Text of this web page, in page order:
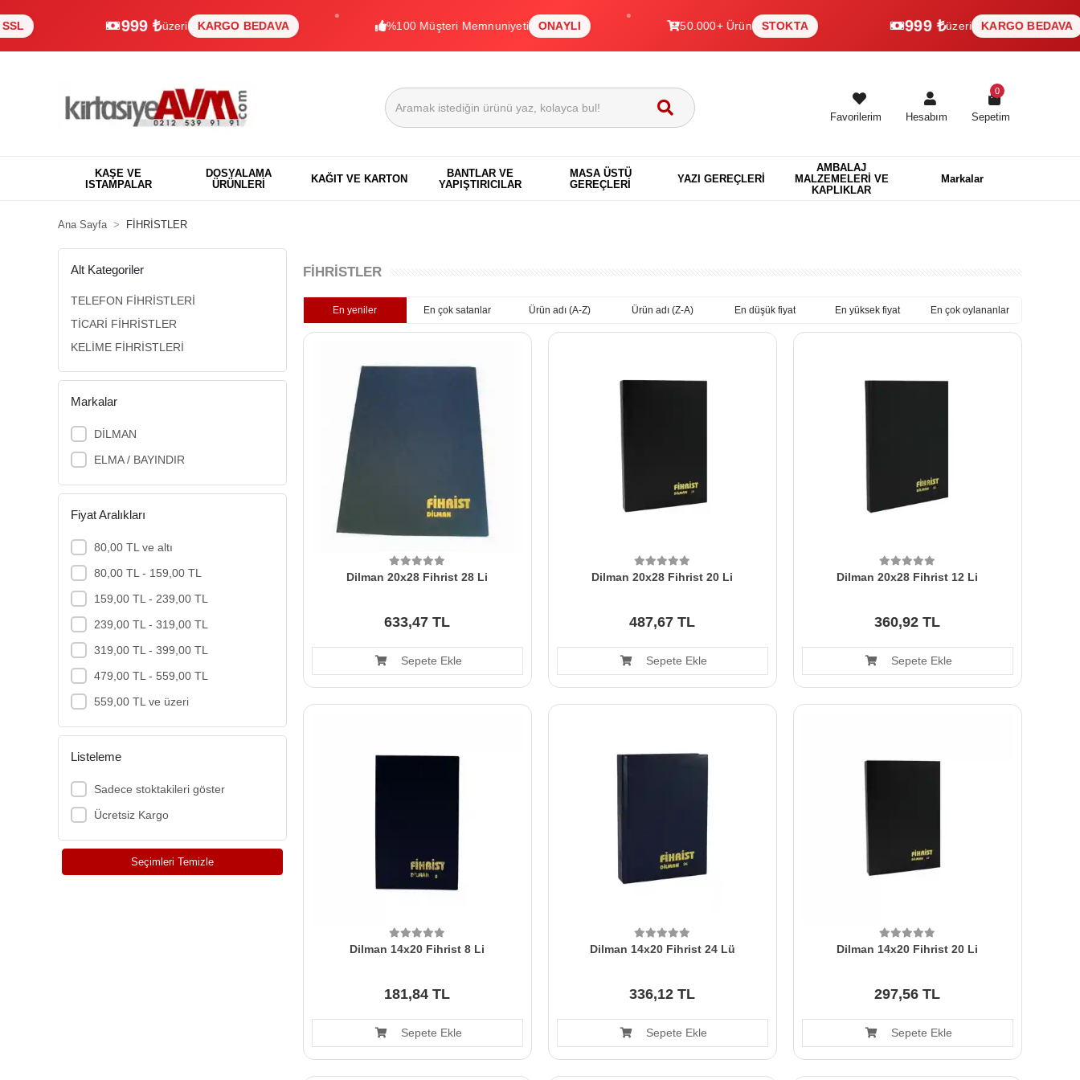
999 ₺üzeri KARGO BEDAVA %100 Müşteri Memnuniyeti ONAYLI 50.000+ Ürün STOKTA 999 ₺üzeri KARGO BEDAVA
Favorilerim Hesabım Sepetim
0
KAŞE VE
ISTAMPALAR
DOSYALAMA
ÜRÜNLERİ
KAĞIT VE KARTON
BANTLAR VE
YAPIŞTIRICILAR
MASA ÜSTÜ
GEREÇLERİ
YAZI GEREÇLERİ
AMBALAJ
MALZEMELERİ VE
KAPLIKLAR
Markalar
Ana Sayfa FİHRİSTLER
Alt Kategoriler
TELEFON FİHRİSTLERİ
TİCARİ FİHRİSTLER
KELİME FİHRİSTLERİ
Markalar
DİLMAN
ELMA / BAYINDIR
Fiyat Aralıkları
80,00 TL ve altı
80,00 TL - 159,00 TL
159,00 TL - 239,00 TL
239,00 TL - 319,00 TL
319,00 TL - 399,00 TL
479,00 TL - 559,00 TL
559,00 TL ve üzeri
Listeleme
Sadece stoktakileri göster
Ücretsiz Kargo
Seçimleri Temizle
FİHRİSTLER
En yeniler En çok satanlar Ürün adı (A-Z) Ürün adı (Z-A) En düşük fiyat En yüksek fiyat En çok oylananlar
Dilman 20x28 Fihrist 28 Li
633,47 TL
Sepete Ekle
Dilman 20x28 Fihrist 20 Li
487,67 TL
Sepete Ekle
Dilman 20x28 Fihrist 12 Li
360,92 TL
Sepete Ekle
Dilman 14x20 Fihrist 8 Li
181,84 TL
Sepete Ekle
Dilman 14x20 Fihrist 24 Lü
336,12 TL
Sepete Ekle
Dilman 14x20 Fihrist 20 Li
297,56 TL
Sepete Ekle